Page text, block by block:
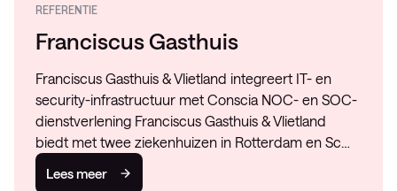
REFERENTIE
Franciscus Gasthuis
Franciscus Gasthuis & Vlietland integreert IT- en
security-infrastructuur met Conscia NOC- en SOC-
dienstverlening Franciscus Gasthuis & Vlietland
biedt met twee ziekenhuizen in Rotterdam en Sc…
Lees meer